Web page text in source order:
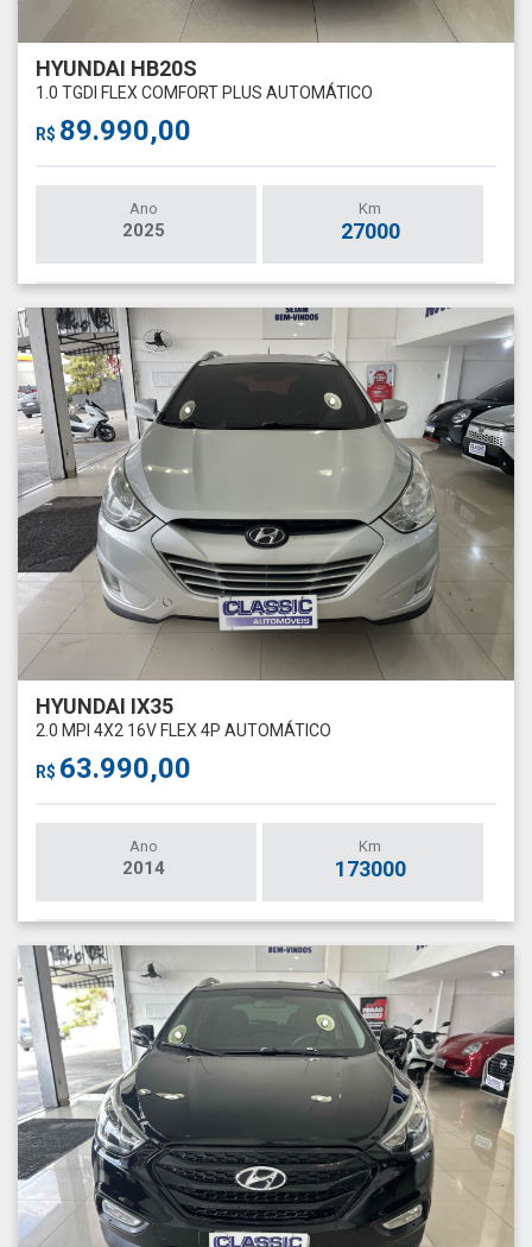
HYUNDAI HB20S
1.0 TGDI FLEX COMFORT PLUS AUTOMÁTICO
R$ 89.990,00
Ano
2025
Km
27000
HYUNDAI IX35
2.0 MPI 4X2 16V FLEX 4P AUTOMÁTICO
R$ 63.990,00
Ano
2014
Km
173000